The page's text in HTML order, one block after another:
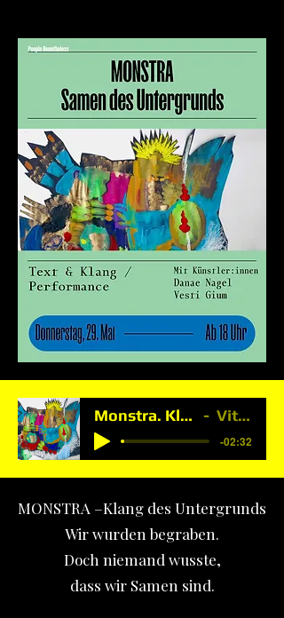
Monstra. Klang des Untergrunds Vitamin2Bomb
-02:32
MONSTRA –Klang des Untergrunds
Wir wurden begraben.
Doch niemand wusste,
dass wir Samen sind.